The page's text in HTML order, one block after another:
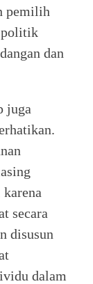
pemilih
politik
dan
juga
secara
disusun
dalam